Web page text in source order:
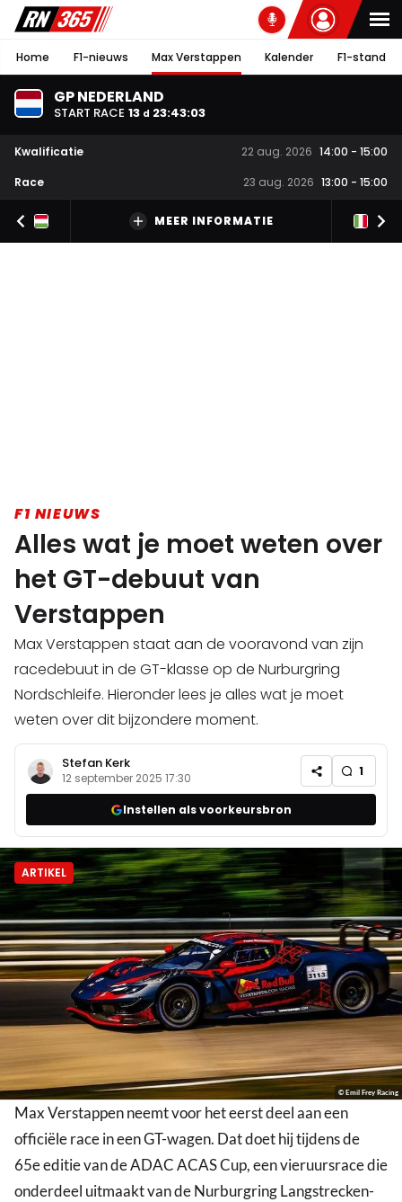
Home F1-nieuws Max Verstappen Kalender F1-stand
GP NEDERLAND
START RACE 13 d 23:43:02
Kwalificatie 22 aug. 2026 14:00 - 15:00
Race
23 aug. 2026 13:00 - 15:00
MEER INFORMATIE
F1 NIEUWS
Alles wat je moet weten over
het GT-debuut van
Verstappen
Max Verstappen staat aan de vooravond van zijn
racedebuut in de GT-klasse op de Nurburgring
Nordschleife. Hieronder lees je alles wat je moet
weten over dit bijzondere moment.
Stefan Kerk
12 september 2025 17:30 1
Instellen als voorkeursbron
ARTIKEL
© Emil Frey Racing
Max Verstappen neemt voor het eerst deel aan een
officiële race in een GT-wagen. Dat doet hij tijdens de
65e editie van de ADAC ACAS Cup, een vieruursrace die
onderdeel uitmaakt van de Nurburgring Langstrecken-